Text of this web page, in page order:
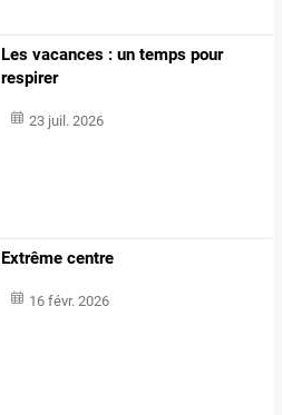
Les vacances : un temps pour
respirer
23 juil. 2026
Extrême centre
16 févr. 2026